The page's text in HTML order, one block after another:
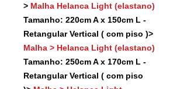
> Malha Helanca Light (elastano)
Tamanho: 220cm A x 150cm L -
Retangular Vertical ( com piso )>
Malha > Helanca Light (elastano)
Tamanho: 250cm A x 170cm L -
Retangular Vertical ( com piso